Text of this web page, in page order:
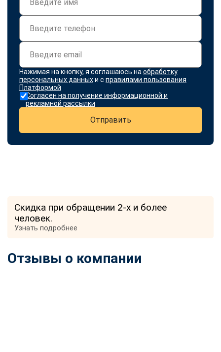
Нажимая на кнопку, я соглашаюсь на обработку
персональных данныхи с правилами пользования
Платформой
Согласен на получение информационной и
рекламной рассылки
Отправить
Скидка при обращении 2-х и более
человек.
Узнать подробнее
Отзывы о компании